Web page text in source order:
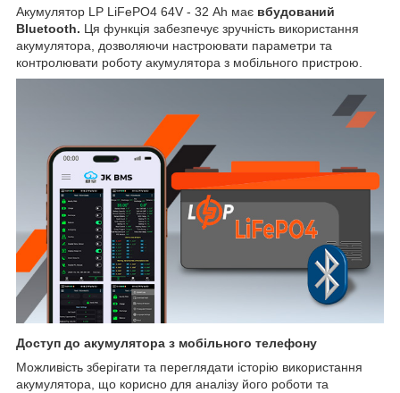
Акумулятор LP LiFePO4 64V - 32 Ah має вбудований
Bluetooth. Ця функція забезпечує зручність використання
акумулятора, дозволяючи настроювати параметри та
контролювати роботу акумулятора з мобільного пристрою.
Доступ до акумулятора з мобільного телефону
Можливість зберігати та переглядати історію використання
акумулятора, що корисно для аналізу його роботи та